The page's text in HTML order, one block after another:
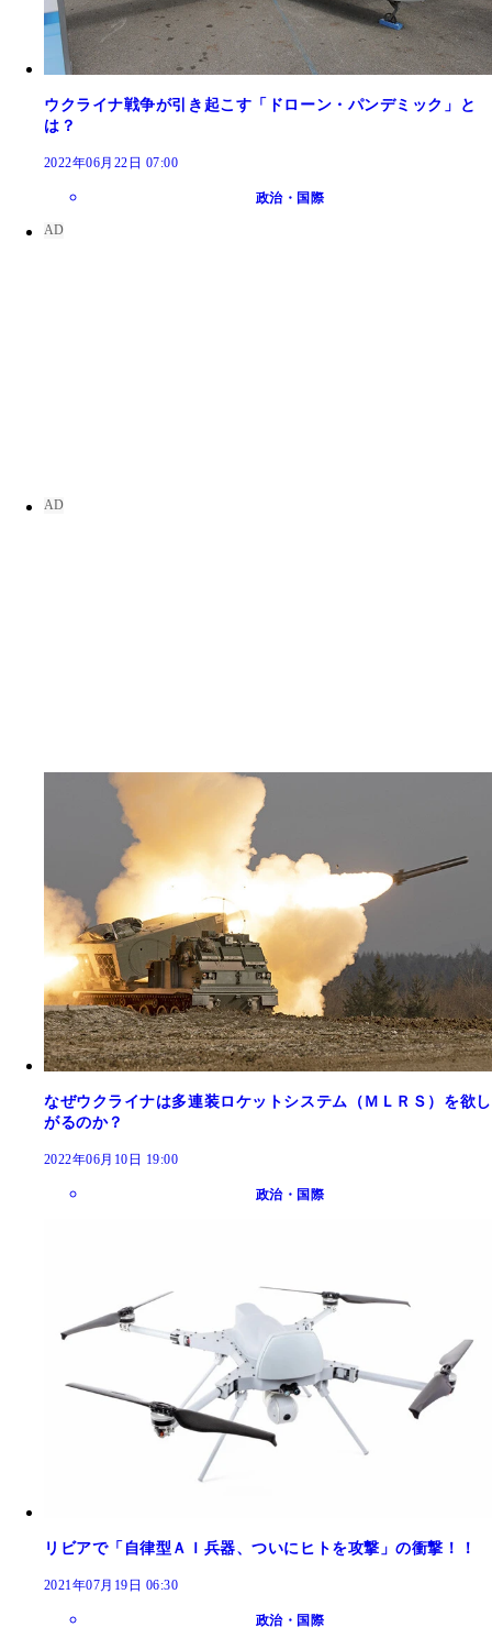
ウクライナ戦争が引き起こす「ドローン・パンデミック」と
は？
2022年06月22日 07:00
政治・国際
なぜウクライナは多連装ロケットシステム（ＭＬＲＳ）を欲し
がるのか？
2022年06月10日 19:00
政治・国際
リビアで「自律型ＡＩ兵器、ついにヒトを攻撃」の衝撃！！
2021年07月19日 06:30
政治・国際